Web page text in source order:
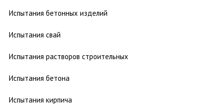
Испытания бетонных изделий
Испытания свай
Испытания растворов строительных
Испытания бетона
Испытания кирпича